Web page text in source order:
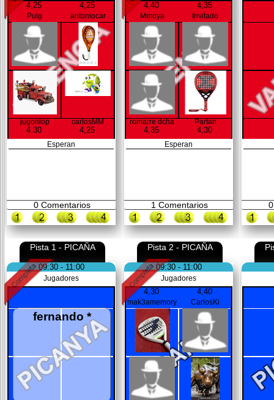
4,25
Puig
4,25
antoniocar
jugonlop
4,30
carlosMM
4,25
Esperan
0Comentarios
4,40
Mmoya
4,35
Invitado
romarre dcha
4,35
Partan
4,30
Esperan
1 Comentarios 0
Pista 1 - PICAÑA
09:30 - 11:00
Jugadores
fernando *
Pista 2 - PICAÑA
09:30 - 11:00
Jugadores
4,30
mak3amemory
4,40
CarlosKi